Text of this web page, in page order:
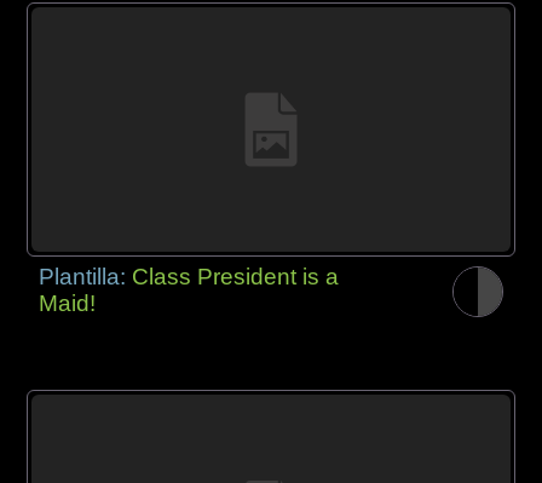
Plantilla: Class President is a
Maid!